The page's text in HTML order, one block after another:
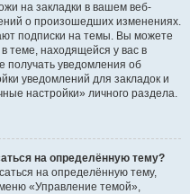
на закладки в вашем веб-
о произошедших изменениях.
подписки на темы. Вы можете
теме, находящейся у вас в
получать уведомления об
уведомлений для закладок и
настройки» личного раздела.
на определённую тему?
на определённую тему,
«Управление темой»,